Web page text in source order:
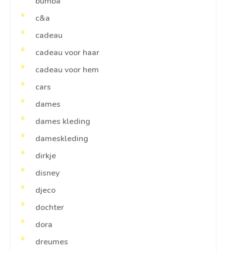
c&a
cadeau
cadeau voor haar
cadeau voor hem
cars
dames
dames kleding
dameskleding
dirkje
disney
djeco
dochter
dora
dreumes